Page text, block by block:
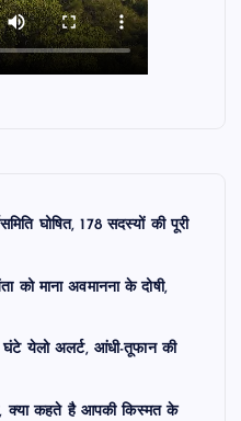
घोषित, 178 सदस्यों की पूरी
को माना अवमानना के दोषी,
येलो अलर्ट, आंधी-तूफान की
क्या कहते है आपकी किस्मत के